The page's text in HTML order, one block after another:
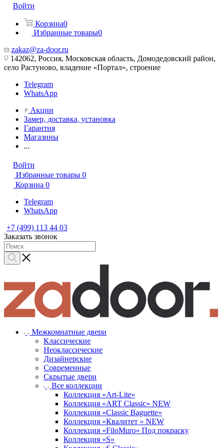
Войти
Корзина0
Избранные товары0
zakaz@za-door.ru
142062, Россия, Московская область, Домодедовский район,
село Растуново, владение «Портал», строение
Telegram
WhatsApp
Акции
Замер, доставка, установка
Гарантия
Магазины
...
Войти
Избранные товары 0
Корзина 0
Telegram
WhatsApp
+7 (499) 113 44 03
Заказать звонок
Межкомнатные двери
Классические
Неоклассические
Дизайнерские
Современные
Скрытые двери
Все коллекции
Коллекция «Art-Lite»
Коллекция «ART Classic» NEW
Коллекция «Classic Baguette»
Коллекция «Квалитет » NEW
Коллекция «FiloMuro» Под покраску
Коллекция «S»